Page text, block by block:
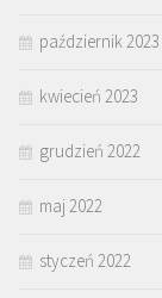
październik 2023
kwiecień 2023
grudzień 2022
maj 2022
styczeń 2022